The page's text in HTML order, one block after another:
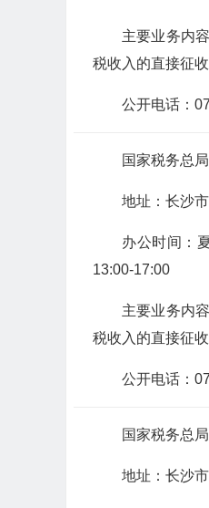
主要业务内
税收入的直接征
公开电话：
国家税务总
地址：长沙
办公时间：
13:00-17:00
主要业务内
税收入的直接征
公开电话：
国家税务总
地址：长沙